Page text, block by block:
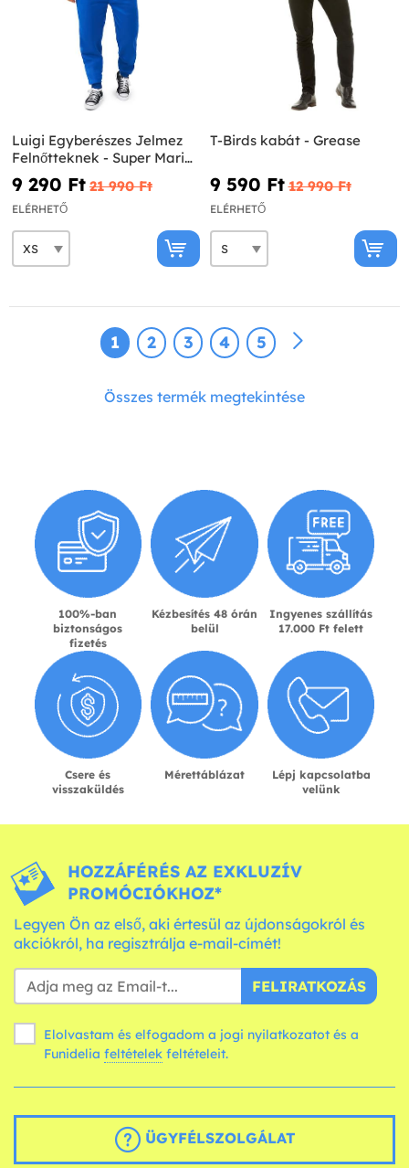
Luigi Egyberészes Jelmez
Felnőtteknek - Super Mario
Bros.
9 290 Ft‎ 21 990 Ft‎
ELÉRHETŐ
T-Birds kabát - Grease
9 590 Ft‎ 12 990 Ft‎
ELÉRHETŐ
1 2 3 4 5
Összes termék megtekintése
100%-ban
biztonságos
fizetés
Kézbesítés 48 órán
belül
Ingyenes szállítás
17.000 Ft felett
Csere és
visszaküldés
Mérettáblázat
Lépj kapcsolatba
velünk
HOZZÁFÉRÉS AZ EXKLUZÍV
PROMÓCIÓKHOZ*
Legyen Ön az első, aki értesül az újdonságokról és
akciókról, ha regisztrálja e-mail-címét!
FELIRATKOZÁS
Elolvastam és elfogadom a jogi nyilatkozatot és a
Funidelia feltételek feltételeit.
ÜGYFÉLSZOLGÁLAT